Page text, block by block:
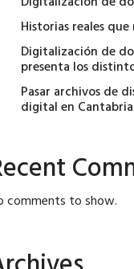
Historias reales
Digitalización de
presenta los
Pasar archivos de
digital en Cantabria
comments to show.